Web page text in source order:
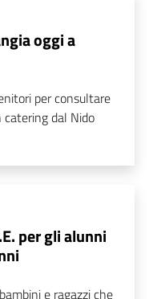
oggi a
per consultare
dal Nido
per gli alunni
e ragazzi che